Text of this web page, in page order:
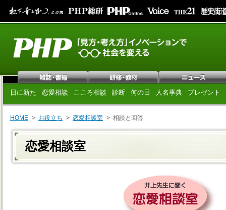
日に新た 恋愛相談 こころ相談 診断 何の日 人名事典 プレゼント
HOME お役立ち 恋愛相談室 相談と回答
恋愛相談室